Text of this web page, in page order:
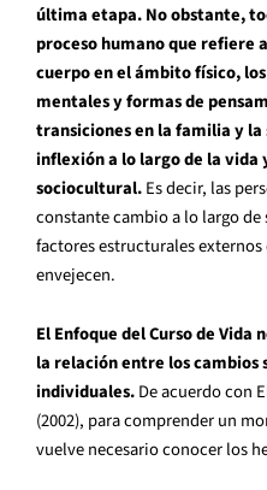
última etapa. No obstante,
proceso humano que refiere
cuerpo en el ámbito físico,
mentales y formas de
transiciones en la familia y la
inflexión a lo largo de la
sociocultural.Es decir, las
constante cambio a lo largo
factores estructurales
envejecen.
El Enfoque del Curso de
la relación entre los
individuales.De acuerdo con
(2002), para comprender un
vuelve necesario conocer los